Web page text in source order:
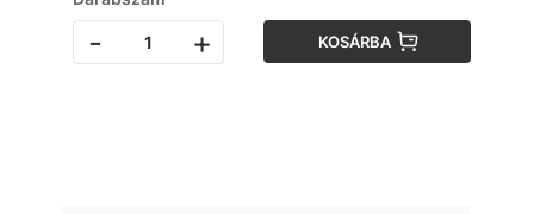
- + KOSÁRBA